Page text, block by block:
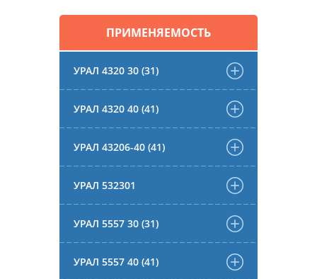
ПРИМЕНЯЕМОСТЬ
УРАЛ 4320 30 (31)
УРАЛ 4320 40 (41)
УРАЛ 43206-40 (41)
УРАЛ 532301
УРАЛ 5557 30 (31)
УРАЛ 5557 40 (41)